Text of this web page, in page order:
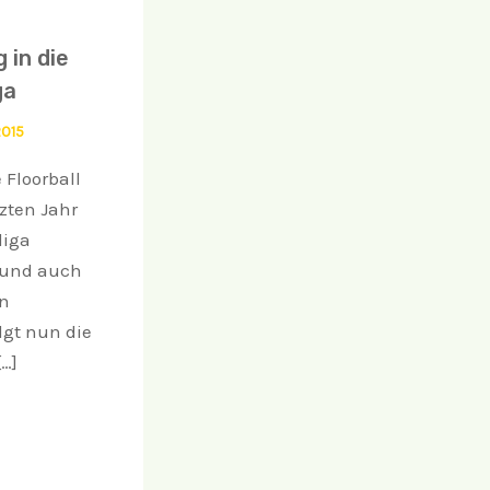
in die
Floorball
Jahr
auch
nun die